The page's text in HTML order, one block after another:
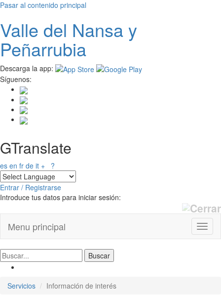
Pasar al contenido principal
Valle del Nansay
Peñarrubia
Descarga la app:
Síguenos:
GTranslate
es en fr de it + ?
Entrar / Registrarse
Introduce tus datos para iniciar sesión:
Menu principal
Servicios Información de interés